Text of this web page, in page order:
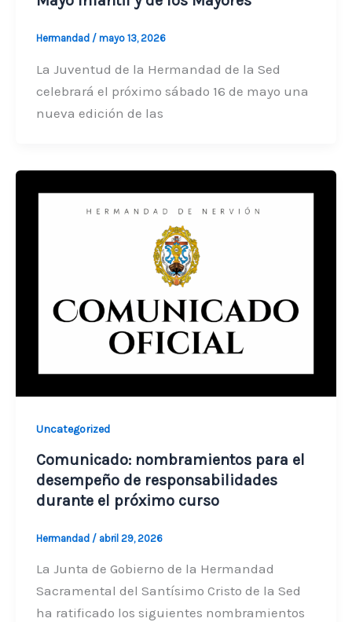
Hermandad / mayo 13, 2026
La Juventud de la Hermandad de la Sed
celebrará el próximo sábado 16 de mayo una
nueva edición de las
Uncategorized
Comunicado: nombramientos para el
desempeño de responsabilidades
durante el próximo curso
Hermandad / abril 29, 2026
La Junta de Gobierno de la Hermandad
Sacramental del Santísimo Cristo de la Sed
ha ratificado los siguientes nombramientos